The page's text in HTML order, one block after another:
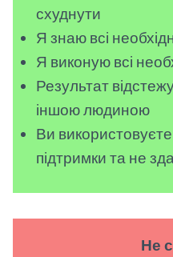
схуднути
Я знаю всі
Я виконую всі
Результат
іншою людиною
Ви
підтримки та не
Не